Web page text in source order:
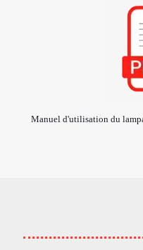
Manuel d'utilisation du